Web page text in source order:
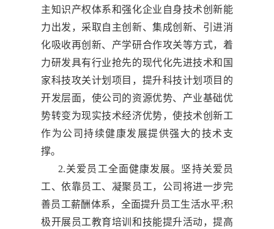
主知识产权体系和强化企业自身技术创新能
力出发，采取自主创新、集成创新、引进消
化吸收再创新、产学研合作攻关等方式，着
力研发具有行业抢先的现代化先进技术和国
家科技攻关计划项目，提升科技计划项目的
开发层面，使公司的资源优势、产业基础优
势转变为现实技术经济优势，使技术创新工
作为公司持续健康发展提供强大的技术支
撑。
2.关爱员工全面健康发展。坚持关爱员
工、依靠员工、凝聚员工，公司将进一步完
善员工薪酬体系，全面提升员工生活水平;积
极开展员工教育培训和技能提升活动，提高